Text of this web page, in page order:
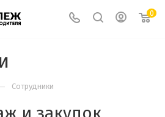
0
Сотрудники